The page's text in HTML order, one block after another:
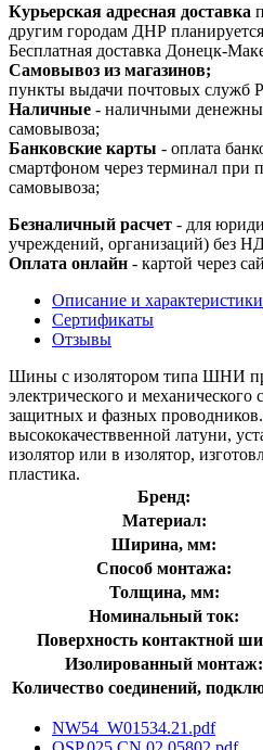
Курьерская адресная доставка
другим городам ДНР
Бесплатная доставка Донецк-
Самовывоз из магазинов;
пункты выдачи почтовых служб
Наличные - наличными
самовывоза;
Банковские карты - оплата
смартфоном через терминал при
самовывоза;
Безналичный расчет - для
учреждений, организаций) без
Оплата онлайн - картой через
Описание и характеристики
Сертификаты
Отзывы
Шины с изолятором типа ШНИ
электрического и механического
защитных и фазных
высококачестввенной латуни,
изолятор или в изолятор,
пластика.
Бренд:
Материал:
Ширина, мм:
Способ монтажа:
Толщина, мм:
Номинальный ток:
Поверхность контактной
Изолированный монтаж:
Количество соединений,
NW54_W01534.21.pdf